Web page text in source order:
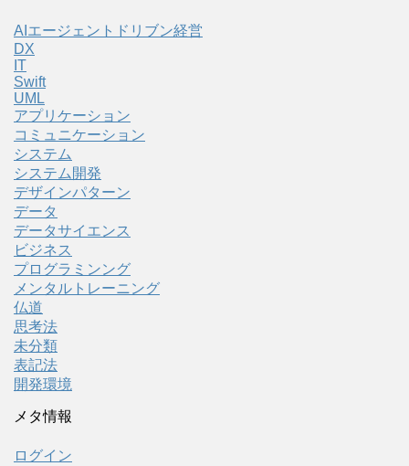
AIエージェントドリブン経営
DX
IT
Swift
UML
アプリケーション
コミュニケーション
システム
システム開発
デザインパターン
データ
データサイエンス
ビジネス
プログラミンング
メンタルトレーニング
仏道
思考法
未分類
表記法
開発環境
メタ情報
ログイン